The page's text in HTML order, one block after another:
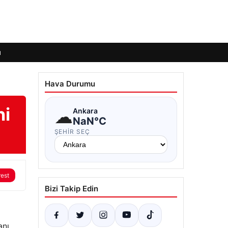
Hava Durumu
☁Ankara
NaN°C
ŞEHIR SEÇ
Bizi Takip Edin